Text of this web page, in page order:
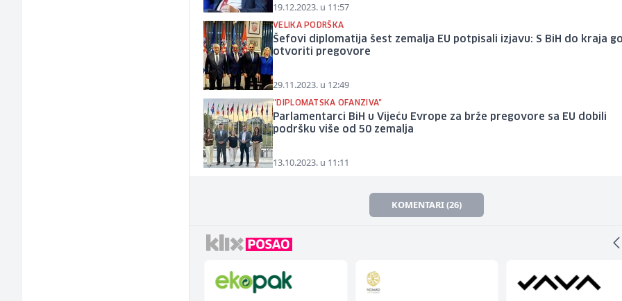
19.12.2023. u 11:57
VELIKA PODRŠKA
Šefovi diplomatija šest zemalja EU potpisali izjavu: S BiH do kraja
otvoriti pregovore
29.11.2023. u 12:49
"DIPLOMATSKA OFANZIVA"
Parlamentarci BiH u Vijeću Evrope za brže pregovore sa EU dobili
podršku više od 50 zemalja
13.10.2023. u 11:11
KOMENTARI (26)